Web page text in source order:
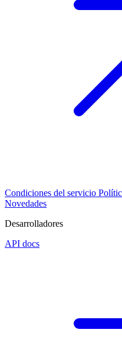
Condiciones del servicio
Novedades
Desarrolladores
API docs